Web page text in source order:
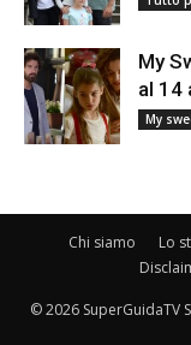
My
al 14
My
Chi siamo Lo
© 2026 SuperGuidaTV